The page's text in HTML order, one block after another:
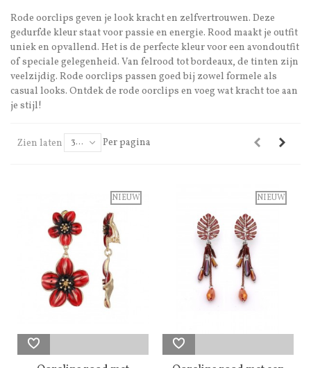
Rode oorclips geven je look kracht en zelfvertrouwen. Deze
gedurfde kleur staat voor passie en energie. Rood maakt je outfit
uniek en opvallend. Het is de perfecte kleur voor een avondoutfit
of speciale gelegenheid. Van felrood tot bordeaux, de tinten zijn
veelzijdig. Rode oorclips passen goed bij zowel formele als
casual looks. Ontdek de rode oorclips en voeg wat kracht toe aan
je stijl!
Zien laten 30 Per pagina
NIEUW NIEUW